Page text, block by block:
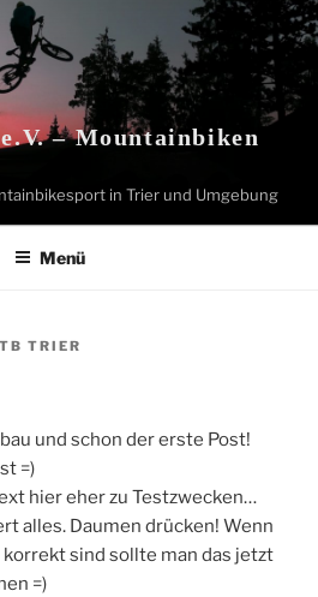
– Mountainbiken
in Trier und Umgebung
Menü
TRIER
und schon der erste Post!
=)
hier eher zu Testzwecken…
alles. Daumen drücken! Wenn
sind sollte man das jetzt
=)